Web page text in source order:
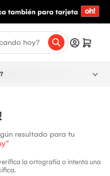
resultado para tu
la ortografía o intenta una